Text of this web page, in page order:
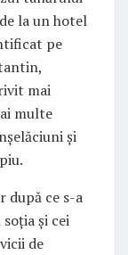
la un hotel
pe
mai
multe
și
după ce s-a
și cei
de